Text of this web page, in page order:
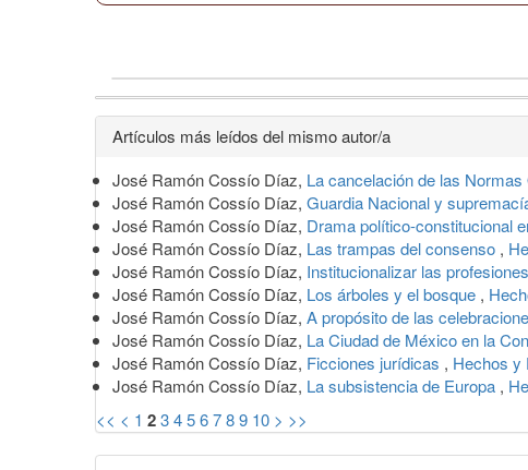
Detalles
del
artículo
Artículos más leídos del mismo autor/a
José Ramón Cossío Díaz, La cancelación de las
José Ramón Cossío Díaz, Guardia Nacional y
José Ramón Cossío Díaz, Drama político-constitucional
José Ramón Cossío Díaz, Las trampas del consenso ,
José Ramón Cossío Díaz, Institucionalizar las profesiones
José Ramón Cossío Díaz, Los árboles y el bosque ,
José Ramón Cossío Díaz, A propósito de las
José Ramón Cossío Díaz, La Ciudad de México en la
José Ramón Cossío Díaz, Ficciones jurídicas , Hechos y
José Ramón Cossío Díaz, La subsistencia de Europa ,
<< < 1 23456789 10 > >>